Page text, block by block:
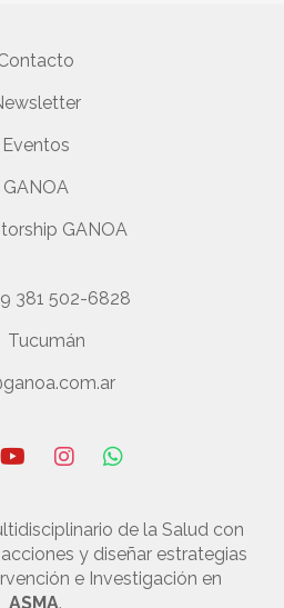
Eventos
GANOA
GANOA
de la Salud con
y diseñar estrategias
e Investigación en
ASMA.
381 502-6828
Tucumán